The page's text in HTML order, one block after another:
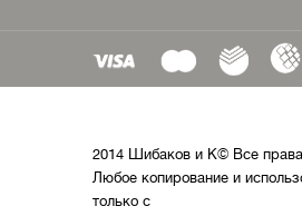
2014 Шибаков и К© Все
Любое копирование и
только с